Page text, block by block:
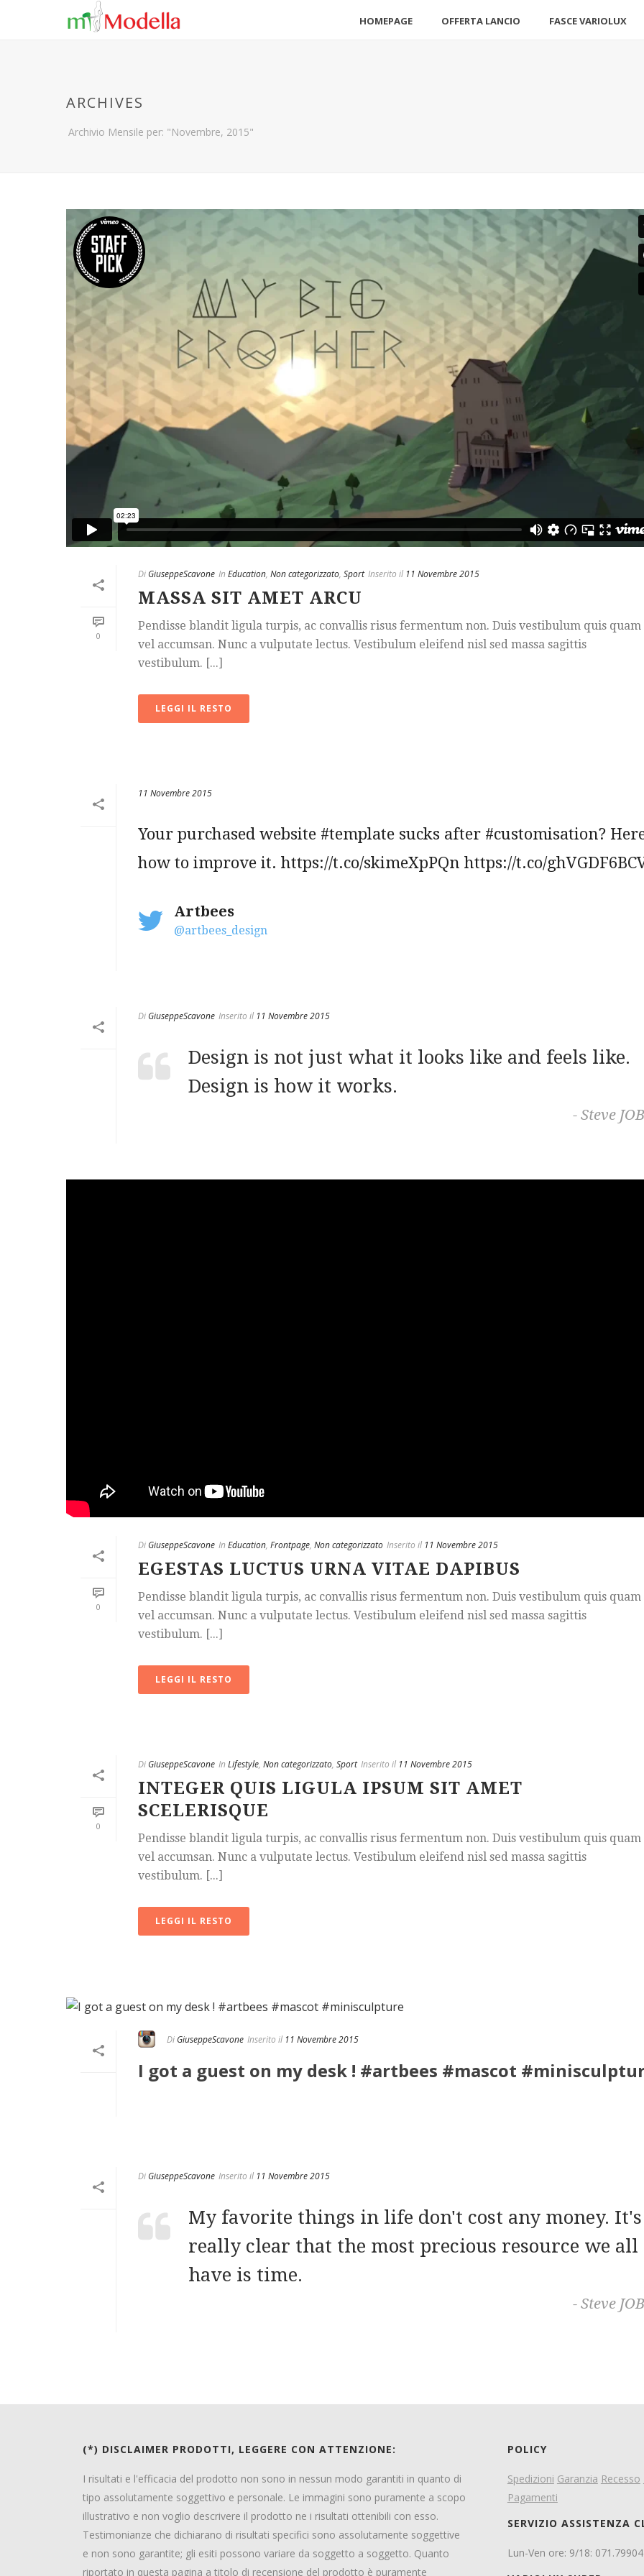
HOMEPAGE OFFERTA LANCIO FASCE VARIOLUX
ARCHIVES
Archivio Mensile per: "Novembre, 2015"
0
Di GiuseppeScavone In Education, Non categorizzato, Sport Inserito il 11 Novembre 2015
MASSA SIT AMET ARCU
Pendisse blandit ligula turpis, ac convallis risus fermentum non. Duis vestibulum quis quam
vel accumsan. Nunc a vulputate lectus. Vestibulum eleifend nisl sed massa sagittis
vestibulum. [...]
LEGGI IL RESTO
Your purchased website #template sucks after #customisation?
how to improve it. https://t.co/skimeXpPQn https://t.co/
Artbees
@artbees_design
11 Novembre 2015
Design is not just what it looks like and feels like.
Design is how it works.
- Steve
Di GiuseppeScavone Inserito il 11 Novembre 2015
0
Di GiuseppeScavone In Education, Frontpage, Non categorizzato Inserito il 11 Novembre 2015
EGESTAS LUCTUS URNA VITAE DAPIBUS
Pendisse blandit ligula turpis, ac convallis risus fermentum non. Duis vestibulum quis quam
vel accumsan. Nunc a vulputate lectus. Vestibulum eleifend nisl sed massa sagittis
vestibulum. [...]
LEGGI IL RESTO
0
Di GiuseppeScavone In Lifestyle, Non categorizzato, Sport Inserito il 11 Novembre 2015
INTEGER QUIS LIGULA IPSUM SIT AMET
SCELERISQUE
Pendisse blandit ligula turpis, ac convallis risus fermentum non. Duis vestibulum quis quam
vel accumsan. Nunc a vulputate lectus. Vestibulum eleifend nisl sed massa sagittis
vestibulum. [...]
LEGGI IL RESTO
I got a guest on my desk ! #artbees #mascot
Di GiuseppeScavone Inserito il 11 Novembre 2015
My favorite things in life don't cost any money. It's
really clear that the most precious resource we all
have is time.
- Steve
Di GiuseppeScavone Inserito il 11 Novembre 2015
(*) DISCLAIMER PRODOTTI, LEGGERE CON ATTENZIONE:
I risultati e l'efficacia del prodotto non sono in nessun modo garantiti in quanto di
tipo assolutamente soggettivo e personale. Le immagini sono puramente a scopo
illustrativo e non voglio descrivere il prodotto ne i risultati ottenibili con esso.
Testimonianze che dichiarano di risultati specifici sono assolutamente soggettive
e non sono garantite; gli esiti possono variare da soggetto a soggetto. Quanto
riportato in questa pagina a titolo di recensione del prodotto è puramente
POLICY
Spedizioni Garanzia Recesso
Pagamenti
SERVIZIO ASSISTENZA
Lun-Ven ore: 9/18: